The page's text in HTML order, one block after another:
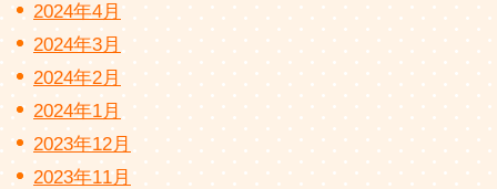
2024年4月
2024年3月
2024年2月
2024年1月
2023年12月
2023年11月